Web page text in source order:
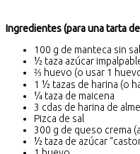
Ingredientes (para una tarta
100 g de manteca sin
½ taza azúcar
⅔ huevo (o usar 1
1 ½ tazas de harina (o
¼ taza de maicena
3 cdas de harina de
Pizca de sal
300 g de queso crema
½ taza de azúcar